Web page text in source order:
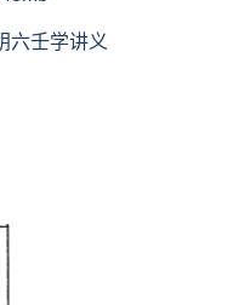
六壬学讲义